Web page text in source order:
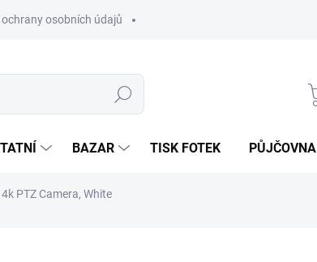
osobních údajů
Hledat
BAZAR TISK FOTEK PŮJČOVNA
PTZ Camera, White